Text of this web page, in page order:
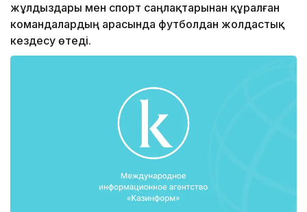
жұлдыздары мен спорт саңлақтарынан құралған
командалардың арасында футболдан жолдастық
кездесу өтеді.